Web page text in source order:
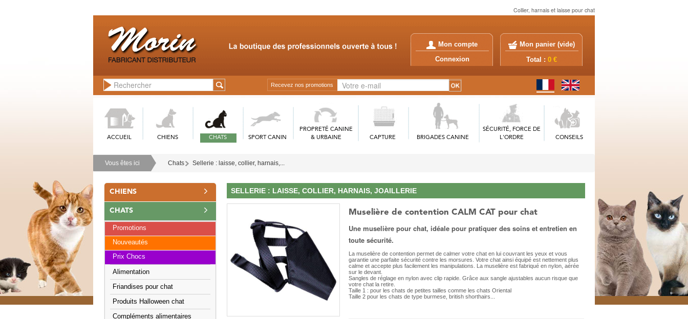
Collier, harnais et laisse pour chat
Mon compte
Connexion
Mon panier (vide)
Total : 0 €
Recevez nos promotions
ACCUEIL CHIENS CHATS SPORT CANIN
PROPRETÉ CANINE
& URBAINE
CAPTURE BRIGADES CANINE
SÉCURITÉ, FORCE DE
L'ORDRE
CONSEILS
Vous êtes ici Chats Sellerie : laisse, collier, harnais,...
CHIENS
CHATS
Promotions
Nouveautés
Prix Chocs
Alimentation
Friandises pour chat
Produits Halloween chat
Compléments alimentaires
SELLERIE : LAISSE, COLLIER, HARNAIS, JOAILLERIE
Muselière de contention CALM CAT pour chat
Une muselière pour chat, idéale pour pratiquer des soins et entretien en
toute sécurité.
La muselière de contention permet de calmer votre chat en lui couvrant les yeux et vous
garantie une parfaite sécurité contre les morsures. Votre chat ainsi équipé est nettement plus
calme et accepte plus facilement les manipulations. La muselière est fabriqué en nylon, aérée
sur le devant.
Sangles de réglage en nylon avec clip rapide. Grâce aux sangle ajustables aucun risque que
votre chat la retire.
Taille 1 : pour les chats de petites tailles comme les chats Oriental
Taille 2 pour les chats de type burmese, british shorthairs...